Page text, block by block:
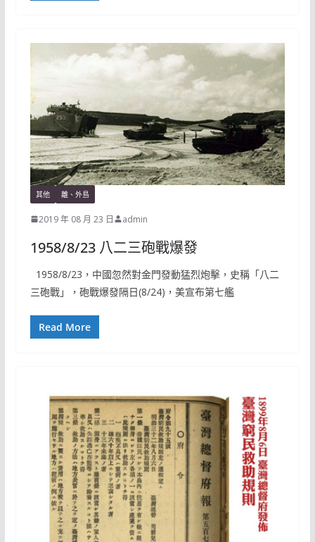
其他 離、外島
2019 年 08 月 23 日 admin
1958/8/23 八二三砲戰爆發
1958/8/23，中國忽然對金門發動猛烈炮擊，史稱「八二
三砲戰」，砲戰爆發隔日(8/24)，美宣布第七艦
Read More